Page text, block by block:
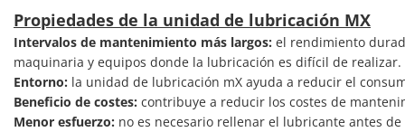
Propiedades de la unidad de lubricación MX
Intervalos de mantenimiento más largos: el rendimiento
maquinaria y equipos donde la lubricación es difícil de realizar.
Entorno: la unidad de lubricación mX ayuda a reducir el
Beneficio de costes: contribuye a reducir los costes de
Menor esfuerzo: no es necesario rellenar el lubricante antes